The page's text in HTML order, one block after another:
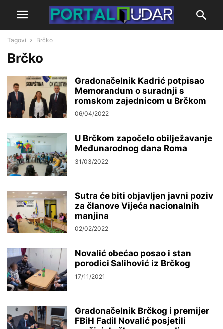
Tagovi Brčko
Brčko
Gradonačelnik Kadrić potpisao
Memorandum o suradnji s
romskom zajednicom u Brčkom
06/04/2022
U Brčkom započelo obilježavanje
Međunarodnog dana Roma
31/03/2022
Sutra će biti objavljen javni poziv
za članove Vijeća nacionalnih
manjina
02/02/2022
Novalić obećao posao i stan
porodici Salihović iz Brčkog
17/11/2021
Gradonačelnik Brčkog i premijer
FBiH Fadil Novalić posjetili